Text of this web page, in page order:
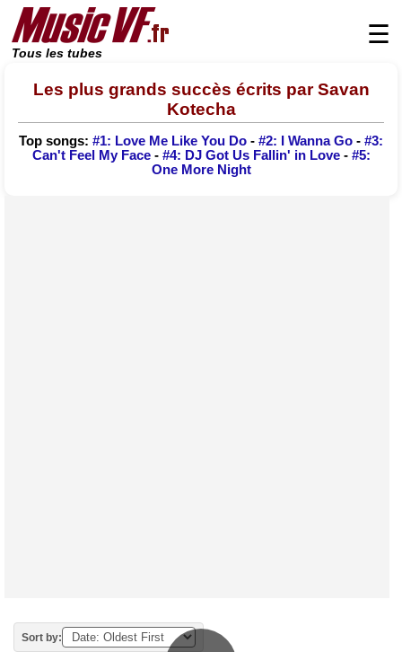
Tous les tubes
☰
Les plus grands succès écrits par Savan
Kotecha
Top songs: #1: Love Me Like You Do - #2: I Wanna Go - #3:
Can't Feel My Face- #4: DJ Got Us Fallin' in Love- #5:
One More Night
Sort by: